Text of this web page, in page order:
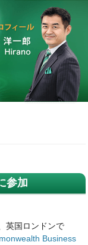
参加
英国ロンドンで
Business